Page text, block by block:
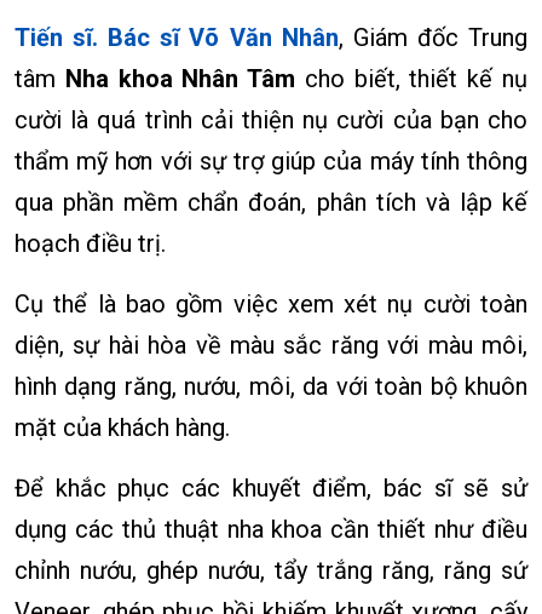
Tiến sĩ. Bác sĩ Võ Văn Nhân, Giám đốc Trung
tâm Nha khoa Nhân Tâm cho biết, thiết kế nụ
cười là quá trình cải thiện nụ cười của bạn cho
thẩm mỹ hơn với sự trợ giúp của máy tính thông
qua phần mềm chẩn đoán, phân tích và lập kế
hoạch điều trị.
Cụ thể là bao gồm việc xem xét nụ cười toàn
diện, sự hài hòa về màu sắc răng với màu môi,
hình dạng răng, nướu, môi, da với toàn bộ khuôn
mặt của khách hàng.
Để khắc phục các khuyết điểm, bác sĩ sẽ sử
dụng các thủ thuật nha khoa cần thiết như điều
chỉnh nướu, ghép nướu, tẩy trắng răng, răng sứ